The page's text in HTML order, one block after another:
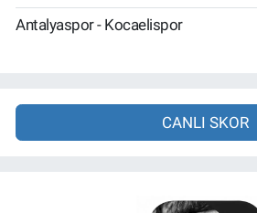
Antalyaspor - Kocaelispor
CANLI SKOR